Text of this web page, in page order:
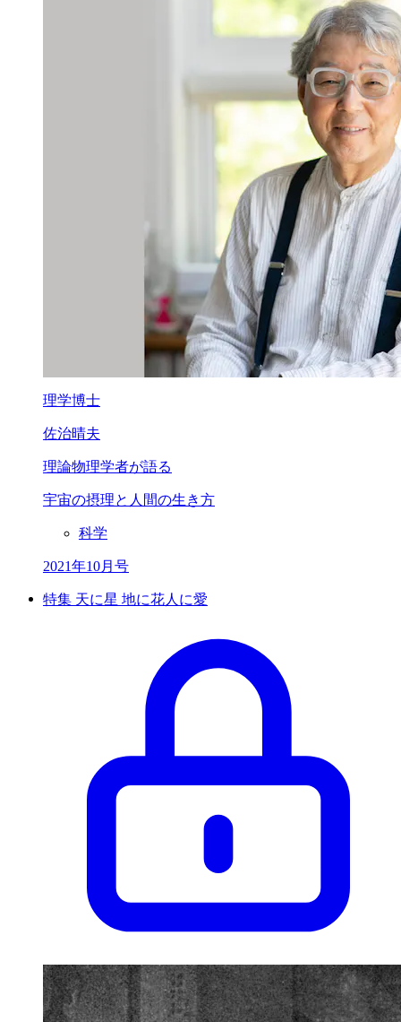
理学博士
佐治晴夫
理論物理学者が語る
宇宙の摂理と人間の生き方
科学
2021年10月号
特集 天に星 地に花人に愛